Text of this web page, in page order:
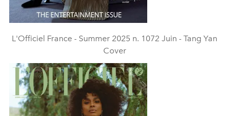
L'Officiel France - Summer 2025 n. 1072 Juin - Tang Yan
Cover